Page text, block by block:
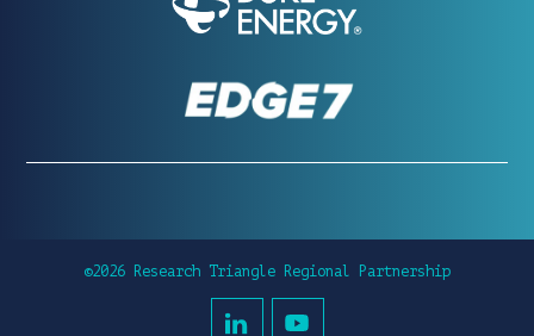
©2026 Research Triangle Regional Partnership